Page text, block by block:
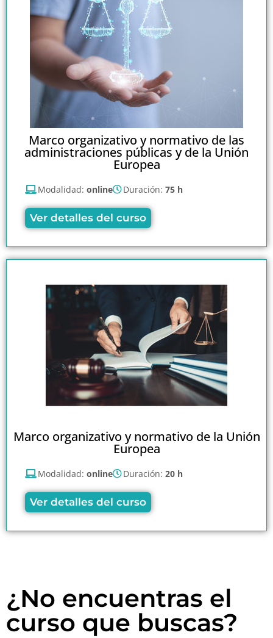
Marco organizativo y normativo de las
administraciones públicas y de la Unión
Europea
Modalidad: online Duración: 75 h
Ver detalles del curso
Marco organizativo y normativo de la Unión
Europea
Modalidad: online Duración: 20 h
Ver detalles del curso
¿No encuentras el
curso que buscas?